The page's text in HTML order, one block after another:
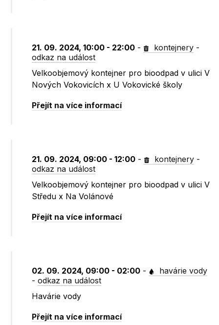
21. 09. 2024, 10:00 - 22:00 - kontejnery -
odkaz na událost
Velkoobjemový kontejner pro bioodpad v ulici V
Nových Vokovicích x U Vokovické školy
Přejít na více informací
21. 09. 2024, 09:00 - 12:00 - kontejnery -
odkaz na událost
Velkoobjemový kontejner pro bioodpad v ulici V
Středu x Na Volánové
Přejít na více informací
02. 09. 2024, 09:00 - 02:00 -
havárie vody
-odkaz na událost
Havárie vody
Přejít na více informací